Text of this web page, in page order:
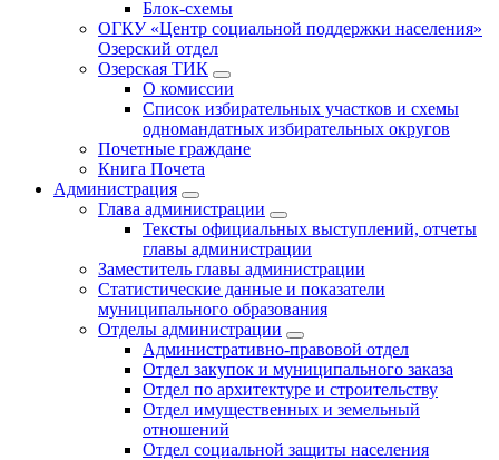
Блок-схемы
ОГКУ «Центр социальной поддержки населения»
Озерский отдел
Озерская ТИК
О комиссии
Список избирательных участков и схемы
одномандатных избирательных округов
Почетные граждане
Книга Почета
Администрация
Глава администрации
Тексты официальных выступлений, отчеты
главы администрации
Заместитель главы администрации
Статистические данные и показатели
муниципального образования
Отделы администрации
Административно-правовой отдел
Отдел закупок и муниципального заказа
Отдел по архитектуре и строительству
Отдел имущественных и земельный
отношений
Отдел социальной защиты населения